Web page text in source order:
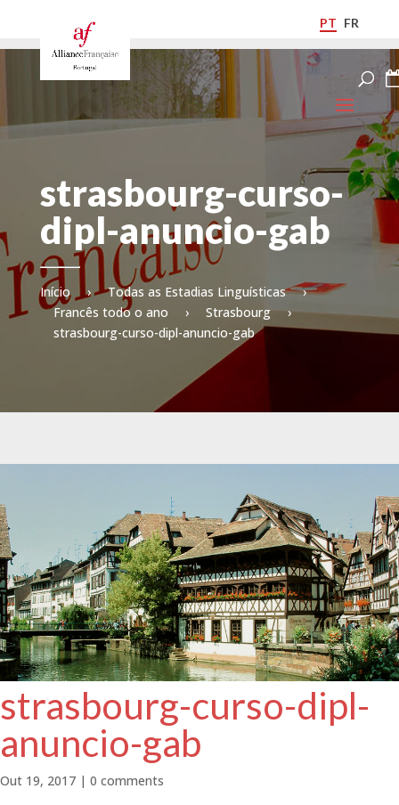
PT FR
strasbourg-curso-
dipl-anuncio-gab
Início › Todas as Estadias Linguísticas
›
Francês todo o ano
› Strasbourg
›
strasbourg-curso-dipl-anuncio-gab
strasbourg-curso-dipl-
anuncio-gab
Out 19, 2017 | 0 comments